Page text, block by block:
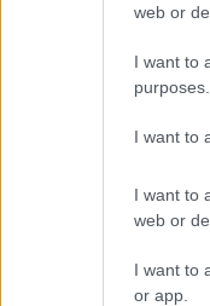
web or
I want to
purposes.
I want to
I want to
web or
I want to
or app.